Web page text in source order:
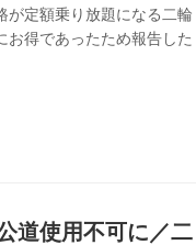
が定額乗り放題になる二輪
お得であったため報告した
道使用不可に／二